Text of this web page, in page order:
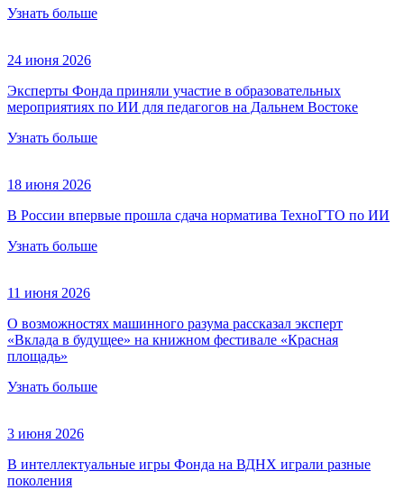
Узнать больше
24 июня 2026
Эксперты Фонда приняли участие в образовательных
мероприятиях по ИИ для педагогов на Дальнем Востоке
Узнать больше
18 июня 2026
В России впервые прошла сдача норматива ТехноГТО по ИИ
Узнать больше
11 июня 2026
О возможностях машинного разума рассказал эксперт
«Вклада в будущее» на книжном фестивале «Красная
площадь»
Узнать больше
3 июня 2026
В интеллектуальные игры Фонда на ВДНХ играли разные
поколения